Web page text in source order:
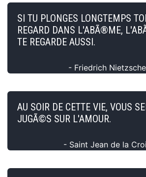
SI TU PLONGES LONGTEMPS
REGARD DANS L'ABÃ®ME,
TE REGARDE AUSSI.
- Friedrich
AU SOIR DE CETTE VIE, VOUS
JUGÃ©S SUR L'AMOUR.
- Saint Jean de la